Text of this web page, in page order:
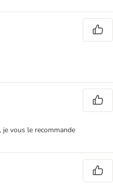
vous le recommande